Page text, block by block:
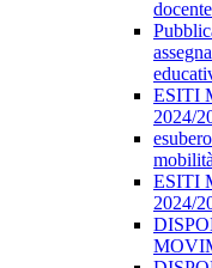
ESITI
2024/
ESITI
2024/